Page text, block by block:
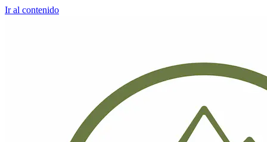
Ir al contenido